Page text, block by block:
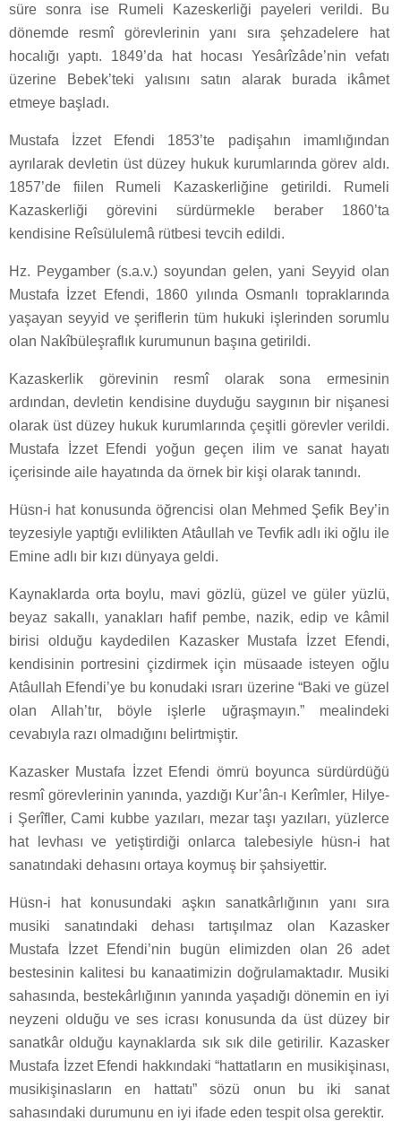
süre sonra ise Rumeli Kazeskerliği payeleri verildi. Bu
dönemde resmî görevlerinin yanı sıra şehzadelere hat
hocalığı yaptı. 1849’da hat hocası Yesârîzâde’nin vefatı
üzerine Bebek’teki yalısını satın alarak burada ikâmet
etmeye başladı.
Mustafa İzzet Efendi 1853’te padişahın imamlığından
ayrılarak devletin üst düzey hukuk kurumlarında görev aldı.
1857’de fiilen Rumeli Kazaskerliğine getirildi. Rumeli
Kazaskerliği görevini sürdürmekle beraber 1860’ta
kendisine Reîsülulemâ rütbesi tevcih edildi.
Hz. Peygamber (s.a.v.) soyundan gelen, yani Seyyid olan
Mustafa İzzet Efendi, 1860 yılında Osmanlı topraklarında
yaşayan seyyid ve şeriflerin tüm hukuki işlerinden sorumlu
olan Nakîbüleşraflık kurumunun başına getirildi.
Kazaskerlik görevinin resmî olarak sona ermesinin
ardından, devletin kendisine duyduğu saygının bir nişanesi
olarak üst düzey hukuk kurumlarında çeşitli görevler verildi.
Mustafa İzzet Efendi yoğun geçen ilim ve sanat hayatı
içerisinde aile hayatında da örnek bir kişi olarak tanındı.
Hüsn-i hat konusunda öğrencisi olan Mehmed Şefik Bey’in
teyzesiyle yaptığı evlilikten Atâullah ve Tevfik adlı iki oğlu ile
Emine adlı bir kızı dünyaya geldi.
Kaynaklarda orta boylu, mavi gözlü, güzel ve güler yüzlü,
beyaz sakallı, yanakları hafif pembe, nazik, edip ve kâmil
birisi olduğu kaydedilen Kazasker Mustafa İzzet Efendi,
kendisinin portresini çizdirmek için müsaade isteyen oğlu
Atâullah Efendi’ye bu konudaki ısrarı üzerine “Baki ve güzel
olan Allah’tır, böyle işlerle uğraşmayın.” mealindeki
cevabıyla razı olmadığını belirtmiştir.
Kazasker Mustafa İzzet Efendi ömrü boyunca sürdürdüğü
resmî görevlerinin yanında, yazdığı Kur’ân-ı Kerîmler, Hilye-
i Şerîfler, Cami kubbe yazıları, mezar taşı yazıları, yüzlerce
hat levhası ve yetiştirdiği onlarca talebesiyle hüsn-i hat
sanatındaki dehasını ortaya koymuş bir şahsiyettir.
Hüsn-i hat konusundaki aşkın sanatkârlığının yanı sıra
musiki sanatındaki dehası tartışılmaz olan Kazasker
Mustafa İzzet Efendi’nin bugün elimizden olan 26 adet
bestesinin kalitesi bu kanaatimizin doğrulamaktadır. Musiki
sahasında, bestekârlığının yanında yaşadığı dönemin en iyi
neyzeni olduğu ve ses icrası konusunda da üst düzey bir
sanatkâr olduğu kaynaklarda sık sık dile getirilir. Kazasker
Mustafa İzzet Efendi hakkındaki “hattatların en musikişinası,
musikişinasların en hattatı” sözü onun bu iki sanat
sahasındaki durumunu en iyi ifade eden tespit olsa gerektir.